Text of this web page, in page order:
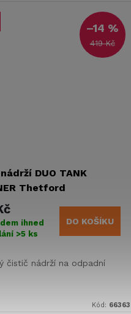
419 Kč
–14 %
DUO TANK
Thetford
ihned
>5 ks
DO KOŠÍKU
čistič nádrží na odpadní
Kód: 66363